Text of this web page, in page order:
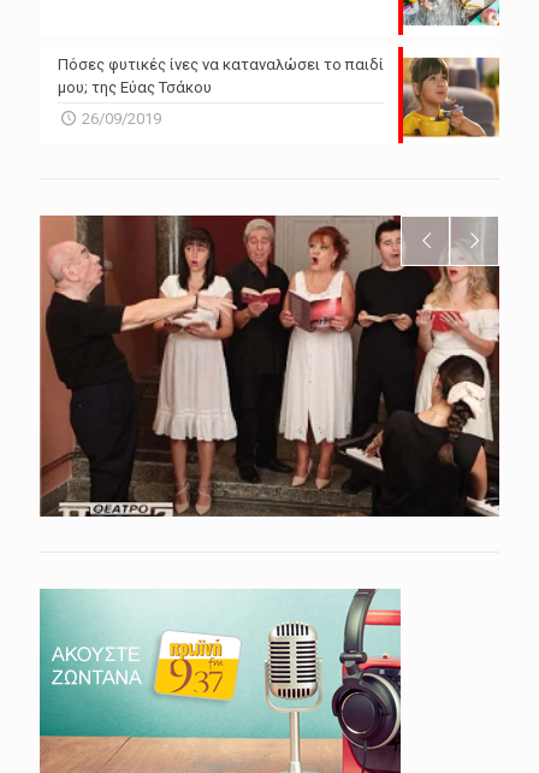
Πόσες φυτικές ίνες να καταναλώσει το παιδί
μου; της Εύας Τσάκου
26/09/2019